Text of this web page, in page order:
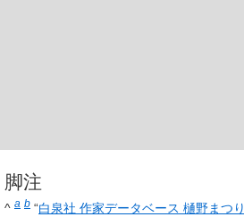
脚注
^ a b “白泉社 作家データベース 樋野まつり